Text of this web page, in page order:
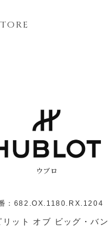
ウブロ
：682.OX.1180.RX.1204
リット オブ ビッグ・バン